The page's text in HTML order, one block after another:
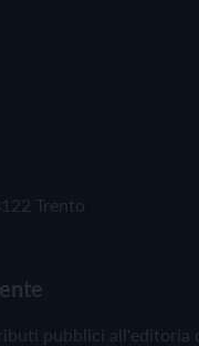
Trento
pubblici all'editoria